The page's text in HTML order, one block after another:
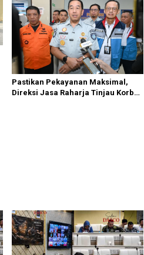
Pastikan Pekayanan Maksimal,
Direksi Jasa Raharja Tinjau Korban